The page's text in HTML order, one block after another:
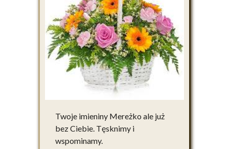
Twoje imieniny Mereżko ale już
bez Ciebie. Tęsknimy i
wspominamy.